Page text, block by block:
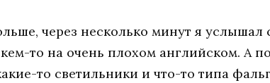
через несколько минут я
кем-то на очень плохом английском. А
то светильники и что-то типа